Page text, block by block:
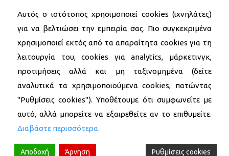
Αυτός ο ιστότοπος χρησιμοποιεί cookies (ιχνηλάτες)
για να βελτιώσει την εμπειρία σας. Πιο συγκεκριμένα
χρησιμοποιεί εκτός από τα απαραίτητα cookies για τη
λειτουργία του, cookies για analytics, μάρκετινγκ,
προτιμήσεις αλλά και μη ταξινομημένα (δείτε
αναλυτικά τα χρησιμοποιούμενα cookies, πατώντας
"Ρυθμίσεις cookies"). Υποθέτουμε ότι συμφωνείτε με
αυτό, αλλά μπορείτε να εξαιρεθείτε αν το επιθυμείτε.
Διαβάστε περισσότερα
Αποδοχή Άρνηση Ρυθμίσεις cookies